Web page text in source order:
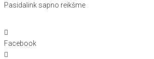
Pasidalink sapno reikšme
Facebook